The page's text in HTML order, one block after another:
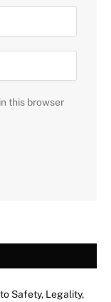
this browser
Safety, Legality,